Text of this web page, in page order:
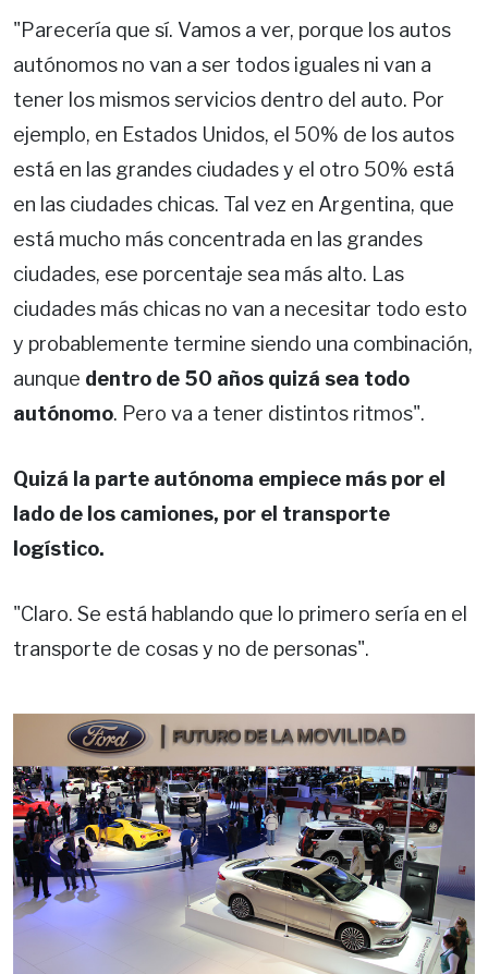
"Parecería que sí. Vamos a ver, porque los autos
autónomos no van a ser todos iguales ni van a
tener los mismos servicios dentro del auto. Por
ejemplo, en Estados Unidos, el 50% de los autos
está en las grandes ciudades y el otro 50% está
en las ciudades chicas. Tal vez en Argentina, que
está mucho más concentrada en las grandes
ciudades, ese porcentaje sea más alto. Las
ciudades más chicas no van a necesitar todo esto
y probablemente termine siendo una combinación,
aunque dentro de 50 años quizá sea todo
autónomo. Pero va a tener distintos ritmos".
Quizá la parte autónoma empiece más por el
lado de los camiones, por el transporte
logístico.
"Claro. Se está hablando que lo primero sería en el
transporte de cosas y no de personas".